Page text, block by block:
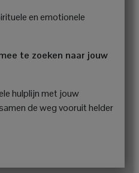
en emotionele
te zoeken naar jouw
hulplijn met jouw
de weg vooruit helder